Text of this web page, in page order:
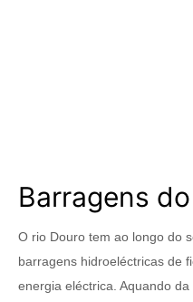
Barragens
O rio Douro tem ao longo do
barragens hidroeléctricas de
energia eléctrica. Aquando